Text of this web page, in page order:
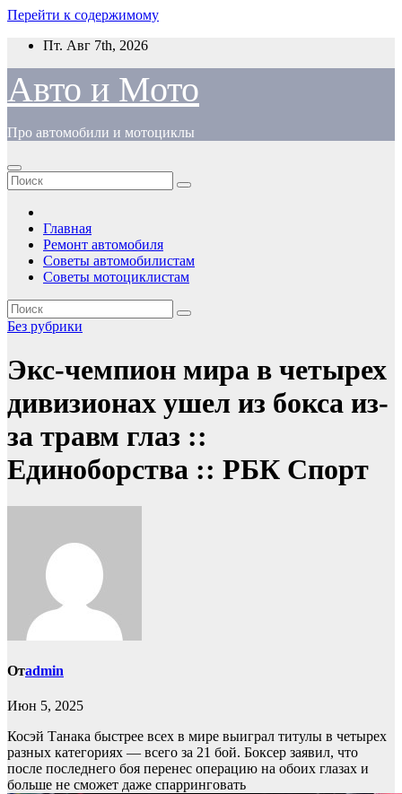
Перейти к содержимому
Пт. Авг 7th, 2026
Авто и Мото
Про автомобили и мотоциклы
Главная
Ремонт автомобиля
Советы автомобилистам
Советы мотоциклистам
Без рубрики
Экс-чемпион мира в четырех
дивизионах ушел из бокса из-
за травм глаз ::
Единоборства :: РБК Спорт
Отadmin
Июн 5, 2025
Косэй Танака быстрее всех в мире выиграл титулы в четырех
разных категориях — всего за 21 бой. Боксер заявил, что
после последнего боя перенес операцию на обоих глазах и
больше не сможет даже спарринговать